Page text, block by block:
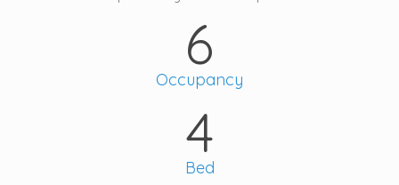
6
Occupancy
4
Bed